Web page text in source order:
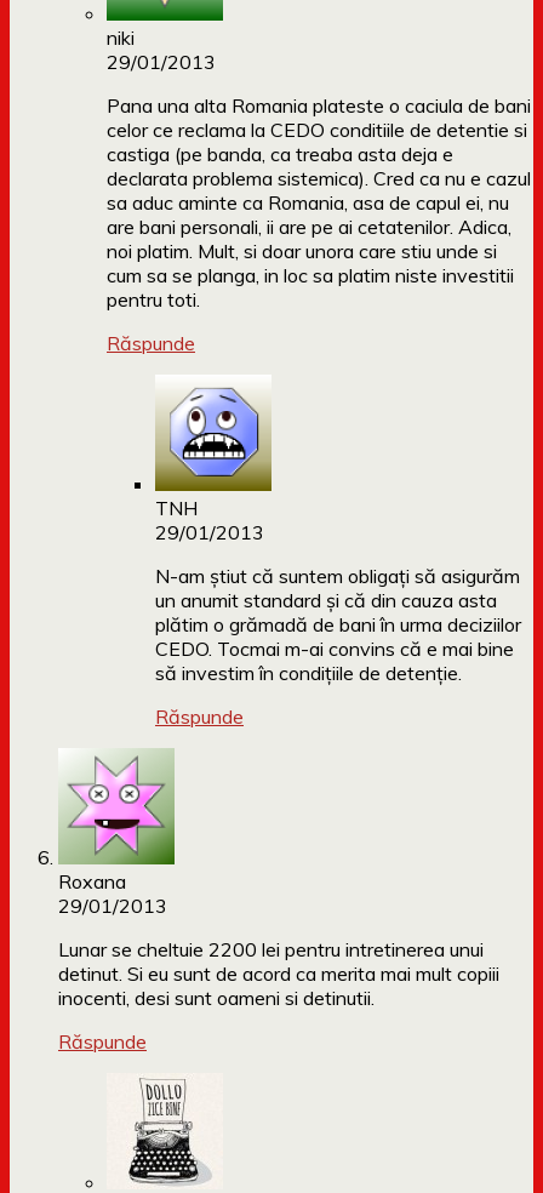
niki
29/01/2013
Pana una alta Romania plateste o caciula de bani
celor ce reclama la CEDO conditiile de detentie si
castiga (pe banda, ca treaba asta deja e
declarata problema sistemica). Cred ca nu e cazul
sa aduc aminte ca Romania, asa de capul ei, nu
are bani personali, ii are pe ai cetatenilor. Adica,
noi platim. Mult, si doar unora care stiu unde si
cum sa se planga, in loc sa platim niste investitii
pentru toti.
Răspunde
TNH
29/01/2013
N-am ştiut că suntem obligaţi să asigurăm
un anumit standard şi că din cauza asta
plătim o grămadă de bani în urma deciziilor
CEDO. Tocmai m-ai convins că e mai bine
să investim în condiţiile de detenţie.
Răspunde
Roxana
29/01/2013
Lunar se cheltuie 2200 lei pentru intretinerea unui
detinut. Si eu sunt de acord ca merita mai mult copiii
inocenti, desi sunt oameni si detinutii.
Răspunde